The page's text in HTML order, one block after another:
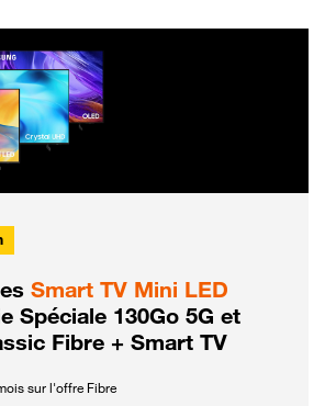
Smart TV Mini LED
Spéciale 130Go 5G et
Fibre + Smart TV
sur l'offre Fibre